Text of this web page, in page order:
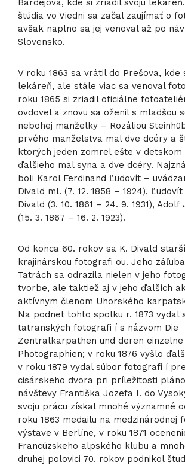
štúdia vo Viedni sa začal zaujímať o
avšak naplno sa jej venoval až po
Slovensko.
V roku 1863 sa vrátil do Prešova, kde
lekáreň, ale stále viac sa venoval
roku 1865 si zriadil oficiálne
ovdovel a znovu sa oženil s mladšou
nebohej manželky – Rozáliou
prvého manželstva mal dve dcéry a
ktorých jeden zomrel ešte v detskom
ďalšieho mal syna a dve dcéry.
boli Karol Ferdinand Ľudovít –
Divald ml. (7. 12. 1858 – 1924),
Divald (3. 10. 1861 – 24. 9. 1931),
(15. 3. 1867 – 16. 2. 1923).
Od konca 60. rokov sa K. Divald
krajinárskou fotografi ou. Jeho
Tatrách sa odrazila nielen v jeho
tvorbe, ale taktiež aj v jeho ďalších
aktívnym členom Uhorského
Na podnet tohto spolku r. 1873 vydal
tatranských fotografi í s názvom Die
Zentralkarpathen und deren einzelne
Photographien; v roku 1876 vyšlo
v roku 1879 vydal súbor fotografi í
cisárskeho dvora pri príležitosti
návštevy Františka Jozefa I. do
svoju prácu získal mnohé významné
roku 1863 medailu na medzinárodnej
výstave v Berlíne, v roku 1871
Francúzskeho alpského klubu a
druhej polovici 70. rokov podnikol